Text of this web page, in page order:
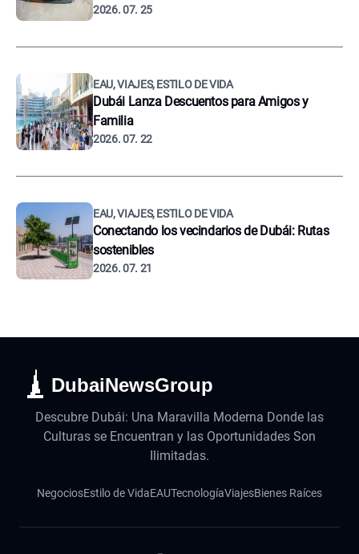
2026. 07. 25
EAU, VIAJES, ESTILO DE VIDA
Dubái Lanza Descuentos para Amigos y
Familia
2026. 07. 22
EAU, VIAJES, ESTILO DE VIDA
Conectando los vecindarios de Dubái: Rutas
sostenibles
2026. 07. 21
DubaiNewsGroup
Descubre Dubái: Una Maravilla Moderna Donde las
Culturas se Encuentran y las Oportunidades Son
Ilimitadas.
NegociosEstilo de VidaEAUTecnologíaViajesBienes Raíces